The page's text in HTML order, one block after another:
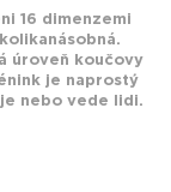
16 dimenzemi
úroveň koučovy
je naprostý
nebo vede lidi.